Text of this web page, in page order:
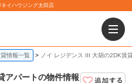
イハウジング太田店
情報一覧 ノイ レジデンス III 大胡の2DK賃
アパートの物件情報